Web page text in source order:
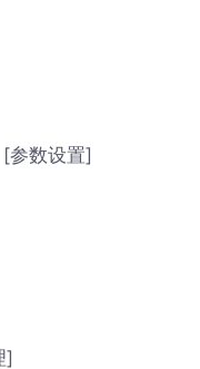
参数设置]
]